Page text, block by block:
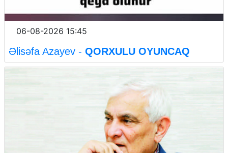
06-08-2026 15:45
Əlisəfa Azayev - QORXULU OYUNCAQ